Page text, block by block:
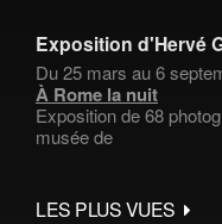
Exposition d'Hervé
Du 25 mars au 6
À Rome la nuit
Exposition de 68
musée de
LES PLUS VUES